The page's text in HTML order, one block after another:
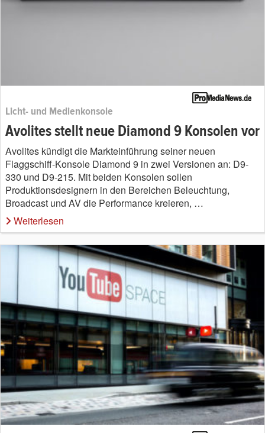
Licht- und Medienkonsole
Avolites stellt neue Diamond 9 Konsolen vor
Avolites kündigt die Markteinführung seiner neuen
Flaggschiff-Konsole Diamond 9 in zwei Versionen an: D9-
330 und D9-215. Mit beiden Konsolen sollen
Produktionsdesignern in den Bereichen Beleuchtung,
Broadcast und AV die Performance kreieren, …
Weiterlesen